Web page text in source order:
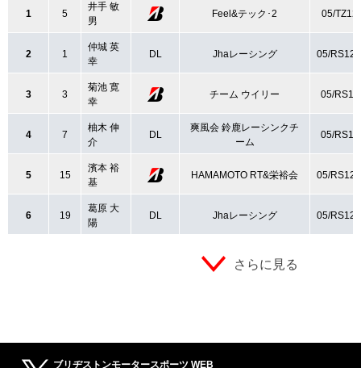
1 5
井手 敏
男
Feel&テック･2 05/
2 1
仲城 英
幸
DL Jhaレーシング 05/
3 3
菊池 寛
幸
チーム ウイリー 05/
4 7
柚木 伸
介
DL
爽風会 鈴鹿レーシンクチ
ーム
05/
5 15
濱本 裕
基
HAMAMOTO RT&栄裕会 05/
6 19
葛原 大
陽
DL Jhaレーシング 05/
さらに見る
ブリヂストンモータースポーツ WEB